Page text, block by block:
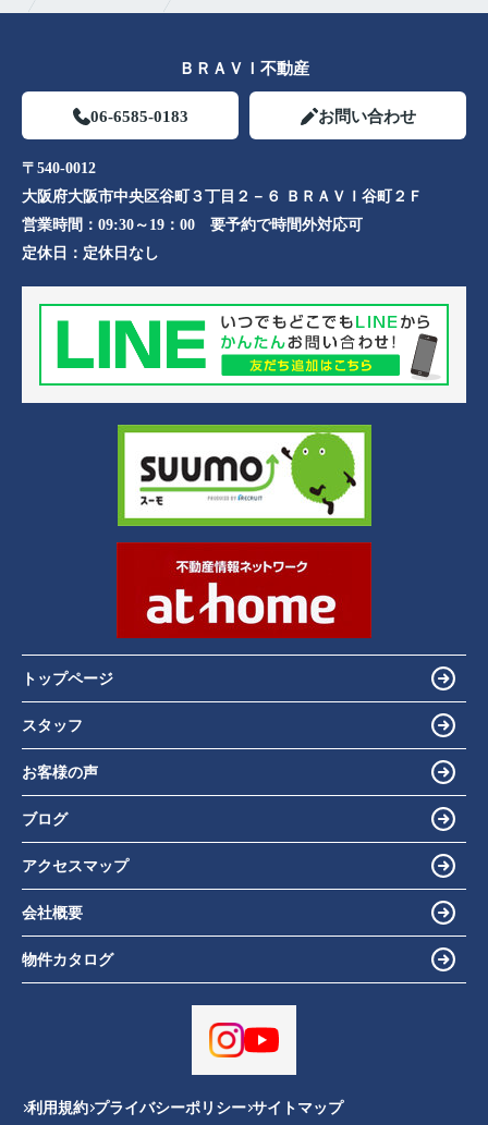
ＢＲＡＶＩ不動産
06-6585-0183 お問い合わせ
〒540-0012
大阪府大阪市中央区谷町３丁目２－６ ＢＲＡＶＩ谷町２Ｆ
営業時間： 09:30～19：00 要予約で時間外対応可
定休日： 定休日なし
トップページ
スタッフ
お客様の声
ブログ
アクセスマップ
会社概要
物件カタログ
利用規約 プライバシーポリシー サイトマップ